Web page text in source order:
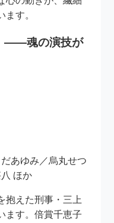
す。
――魂の演技が
あゆみ／烏丸せつ
ほか
抱えた刑事・三上
ます。倍賞千恵子